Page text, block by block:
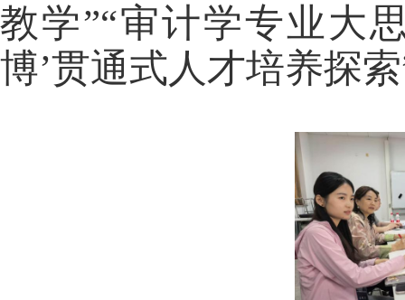
教学”“审计学专业大
博’贯通式人才培养探